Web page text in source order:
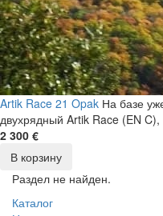
Artik Race 21 Opak На базе
двухрядный Artik Race (EN
2 300 €
В корзину
Раздел не найден.
Каталог